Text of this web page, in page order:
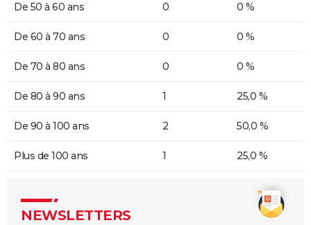
De 50 à 60 ans 0 0 %
De 60 à 70 ans 0 0 %
De 70 à 80 ans 0 0 %
De 80 à 90 ans 1 25,0 %
De 90 à 100 ans 2 50,0 %
Plus de 100 ans 1 25,0 %
NEWSLETTERS